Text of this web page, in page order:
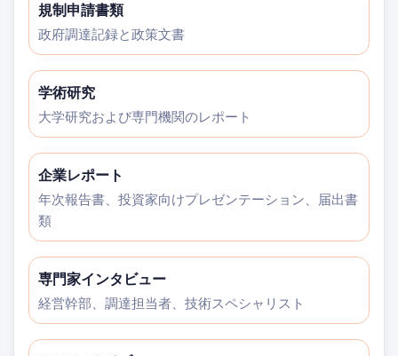
規制申請書類
政府調達記録と政策文書
学術研究
大学研究および専門機関のレポート
企業レポート
年次報告書、投資家向けプレゼンテーション、届出書
類
専門家インタビュー
経営幹部、調達担当者、技術スペシャリスト